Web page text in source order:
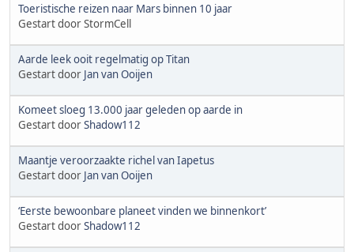
Toeristische reizen naar Mars binnen 10 jaar
Gestart door StormCell
Aarde leek ooit regelmatig op Titan
Gestart door Jan van Ooijen
Komeet sloeg 13.000 jaar geleden op aarde in
Gestart doorShadow112
Maantje veroorzaakte richel van Iapetus
Gestart door Jan van Ooijen
‘Eerste bewoonbare planeet vinden we binnenkort’
Gestart doorShadow112